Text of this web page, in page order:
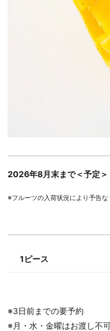
2026年8月末まで＜予定＞
※フルーツの入荷状況により予告
1ピース
※3日前までの要予約
※月・水・金曜はお渡し不